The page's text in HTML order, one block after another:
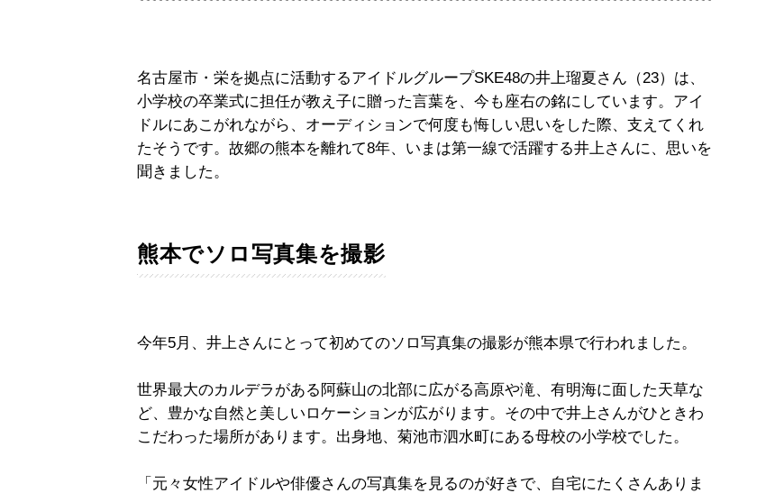
名古屋市・栄を拠点に活動するアイドルグループSKE48の井上瑠夏さん（23）は、
小学校の卒業式に担任が教え子に贈った言葉を、今も座右の銘にしています。アイ
ドルにあこがれながら、オーディションで何度も悔しい思いをした際、支えてくれ
たそうです。故郷の熊本を離れて8年、いまは第一線で活躍する井上さんに、思いを
聞きました。
熊本でソロ写真集を撮影
今年5月、井上さんにとって初めてのソロ写真集の撮影が熊本県で行われました。
世界最大のカルデラがある阿蘇山の北部に広がる高原や滝、有明海に面した天草な
ど、豊かな自然と美しいロケーションが広がります。その中で井上さんがひときわ
こだわった場所があります。出身地、菊池市泗水町にある母校の小学校でした。
「元々女性アイドルや俳優さんの写真集を見るのが好きで、自宅にたくさんありま